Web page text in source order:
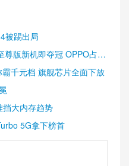
被踢出局
版新机即夺冠 OPPO占据
千元档 旗舰芯片全面下放
大内存趋势
5G拿下榜首